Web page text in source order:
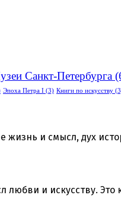
Санкт-Петербурга
Эпоха Петра I (3) Книги по искусству
и смысл, дух
и искусству. Это